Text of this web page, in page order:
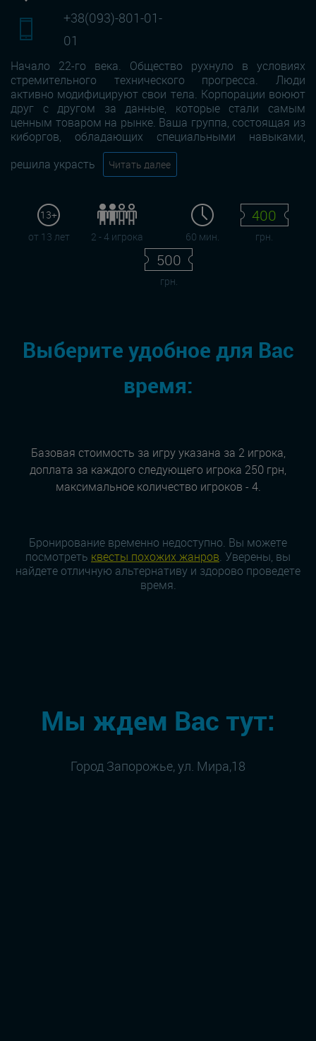
+38(093)-801-01-
01
Начало 22-го века. Общество рухнуло в условиях
стремительного технического прогресса. Люди
активно модифицируют свои тела. Корпорации воюют
друг с другом за данные, которые стали самым
ценным товаром на рынке. Ваша группа, состоящая из
киборгов, обладающих специальными навыками,
решила украсть
Читать далее
13+
от 13 лет
2 - 4 игрока 60 мин.
400
грн.
500
грн.
Выберите удобное для Вас
время:
Базовая стоимость за игру указана за 2 игрока,
доплата за каждого следующего игрока 250 грн,
максимальное количество игроков - 4.
Бронирование временно недоступно. Вы можете
посмотреть квесты похожих жанров. Уверены, вы
найдете отличную альтернативу и здорово проведете
время.
Мы ждем Вас тут:
Город Запорожье, ул. Мира,18